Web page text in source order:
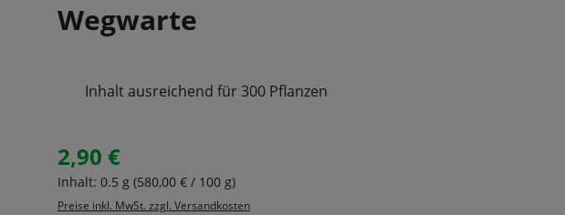
Wegwarte
Inhalt ausreichend für 300 Pflanzen
Regulärer Preis:
2,90 €
Inhalt: 0.5 g (580,00 € / 100 g)
Preise inkl. MwSt. zzgl. Versandkosten